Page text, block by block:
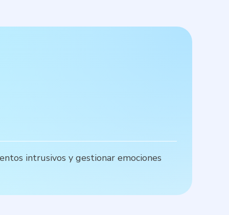
intrusivos y gestionar emociones